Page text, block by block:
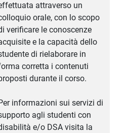
attraverso un
orale, con lo scopo
verificare le conoscenze
e la capacità dello
di rielaborare in
corretta i contenuti
durante il corso.
informazioni sui servizi di
agli studenti con
e/o DSA visita la